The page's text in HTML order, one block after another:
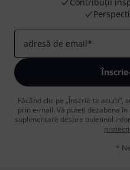
adresă de email*
Făcând clic pe „Înscrie-te
prin e-mail. Vă puteți dezabona
suplimentare despre buletinul
*